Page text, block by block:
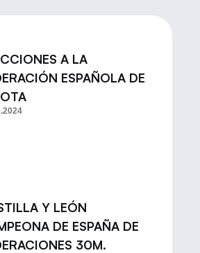
A LA
ESPAÑOLA DE
Y LEÓN
DE ESPAÑA DE
30M.